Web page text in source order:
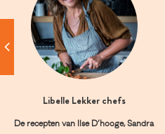
Libelle Lekker chefs
De recepten van Ilse D’hooge, Sandra